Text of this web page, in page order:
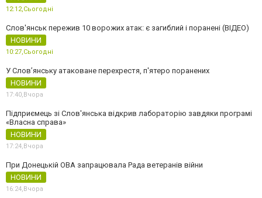
12:12, Сьогодні
Слов'янськ пережив 10 ворожих атак: є загиблий і поранені (ВІДЕО)
НОВИНИ
10:27, Сьогодні
У Слов’янську атаковане перехрестя, п'ятеро поранених
НОВИНИ
17:40, Вчора
Підприємець зі Слов'янська відкрив лабораторію завдяки програмі
«Власна справа»
НОВИНИ
17:24, Вчора
При Донецькій ОВА запрацювала Рада ветеранів війни
НОВИНИ
16:24, Вчора